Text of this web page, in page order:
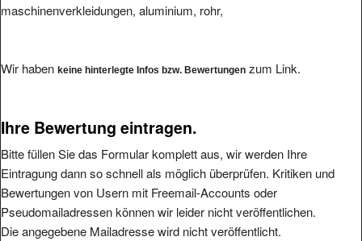
maschinenverkleidungen, aluminium, rohr,
Wir haben keine hinterlegte Infos bzw. Bewertungen zum Link.
Ihre Bewertung eintragen.
Bitte füllen Sie das Formular komplett aus, wir werden Ihre
Eintragung dann so schnell als möglich überprüfen. Kritiken und
Bewertungen von Usern mit Freemail-Accounts oder
Pseudomailadressen können wir leider nicht veröffentlichen.
Die angegebene Mailadresse wird nicht veröffentlicht.